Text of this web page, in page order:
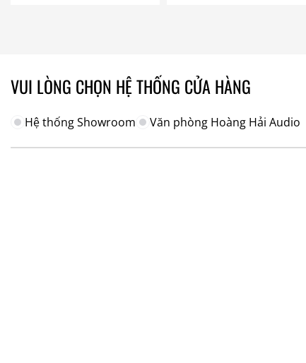
VUI LÒNG CHỌN HỆ THỐNG CỬA HÀNG
Hệ thống Showroom Văn phòng Hoàng Hải Audio